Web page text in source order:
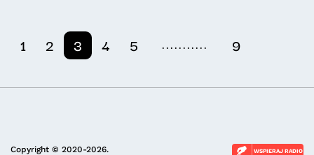
1 2 3 4 5 ........... 9
Copyright © 2020-2026.
WSPIERAJ RADIO